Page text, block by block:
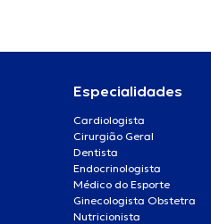
Especialidades
Cardiologista
Cirurgião Geral
Dentista
Endocrinologista
Médico do Esporte
Ginecologista Obstetra
Nutricionista